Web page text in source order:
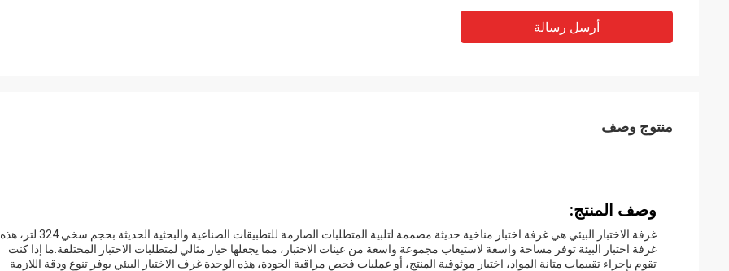
أرسل رسالة
منتوج وصف
وصف المنتج:
غرفة الاختبار البيئي هي غرفة اختبار مناخية حديثة مصممة لتلبية المتطلبات الصارمة للتطبيقات الصناعية والبحثية الحديثة.بحجم سخي 324 لتر، هذه
غرفة اختبار البيئة توفر مساحة واسعة لاستيعاب مجموعة واسعة من عينات الاختبار، مما يجعلها خيار مثالي لمتطلبات الاختبار المختلفة.ما إذا كنت
تقوم بإجراء تقييمات متانة المواد، اختبار موثوقية المنتج، أو عمليات فحص مراقبة الجودة، هذه الوحدة غرف الاختبار البيئي يوفر تنوع ودقة اللازمة